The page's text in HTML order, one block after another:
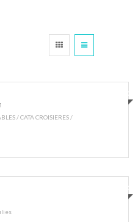
€500
/ CATA CROISIERES /
€150